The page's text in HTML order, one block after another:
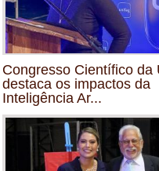
Congresso Científico da
destaca os impactos da
Inteligência Ar...